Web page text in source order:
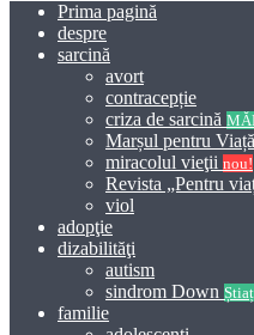
Prima pagină
despre
sarcină
avort
contracepție
criza de sarcină
Marșul pentru Viață
miracolul vieţii nou!
Revista „Pentru
viol
adopţie
dizabilităţi
autism
sindrom Down
familie